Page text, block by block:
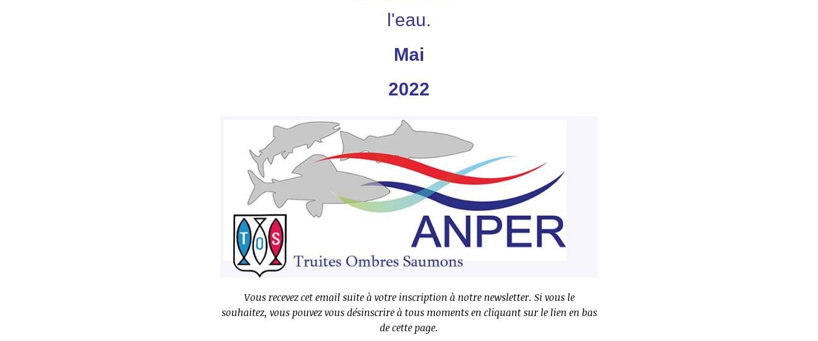
l'eau.
Mai
2022
Vous recevez cet email suite à votre inscription à notre newsletter. Si vous le
souhaitez, vous pouvez vous désinscrire à tous moments en cliquant sur le lien en bas
de cette page.